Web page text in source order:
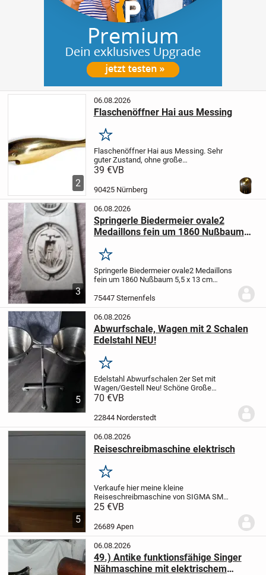
2
06.08.2026
Flaschenöffner Hai aus Messing
Merken
Flaschenöffner Hai aus Messing. Sehr
guter Zustand, ohne große
Gebrauchsspuren.
Deutschlands: 4,30€.
39 €VB
90425 Nürnberg
3
06.08.2026
Springerle Biedermeier ovale2
Medaillons fein um 1860 Nußbaum
Gauss Bretten Baden Württemberg
Merken
Springerle Biedermeier ovale2 Medaillons
fein um 1860 Nußbaum 5,5 x 13 cm
Baden Württemberg
75447 Sternenfels
5
06.08.2026
Abwurfschale, Wagen mit 2 Schalen
Edelstahl NEU!
Merken
Edelstahl Abwurfschalen 2er Set mit
Wagen/Gestell
Neu! Schöne Große
SchalenWagen/Gestell mit Rädern
Barzahlung.Kein Versand!
70 €VB
22844 Norderstedt
5
06.08.2026
Reiseschreibmaschine elektrisch
Merken
Verkaufe hier meine kleine
Reiseschreibmaschine von SIGMA SM
8100.Sie ist eine
funktioniertHerstellung ca. 1980.
und Bedienungsanleitung vorhanden
Maße 41 x...
25 €VB
26689 Apen
06.08.2026
49.) Antike funktionsfähige Singer
Nähmaschine mit elektrischem